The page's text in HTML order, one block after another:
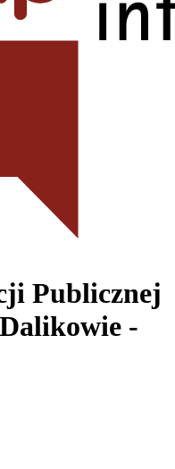
Publicznej
-